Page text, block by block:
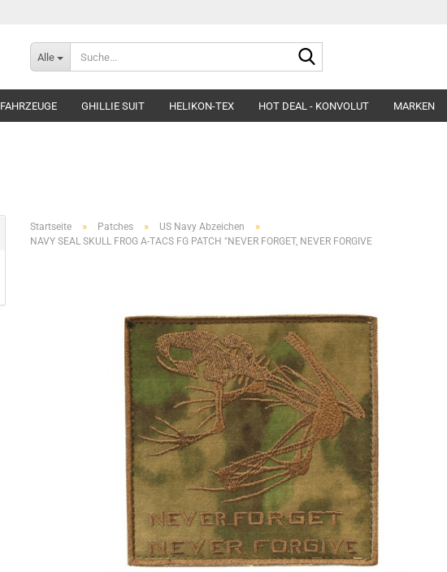
Alle
US Army Abzeichen 2. Weltkrieg
FAHRZEUGE GHILLIE SUIT HELIKON-TEX
Morakniv Knives
Survival
Pants&Shorts
Uniforms
Womens´Line
Bushcraft Line
Medical Line
Morale Line
Outback Line
Patrol Line
Range Line
Surplus Line
Urban Line
Pouches
Rucksäcke
Taschen
HOT DEAL - KONVOLUT MARKEN
Startseite » Patches » US Navy Abzeichen »
NAVY SEAL SKULL FROG A-TACS FG PATCH "NEVER FORGET, NEVER FORGIVE